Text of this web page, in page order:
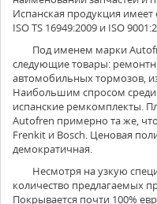
Испанская продукция имеет
ISO TS 16949:2009 и ISO
Под именем марки Autofren в 65 странах мира можно найти
следующие товары:
автомобильных тормозов,
Наибольшим спросом
испанские ремкомплекты.
Autofren примерно та же,
Frenkit и Bosch. Ценовая
демократичная.
Несмотря на узкую специализацию Autofren-Seinsa,
количество предлагаемых
Покрывается почти 100%